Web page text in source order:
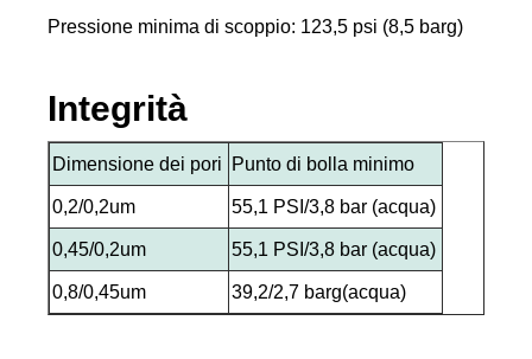
Pressione minima di scoppio: 123,5 psi (8,5 barg)
Integrità
Dimensione dei pori Punto di bolla minimo
0,2/0,2um 55,1 PSI/3,8 bar (acqua)
0,45/0,2um 55,1 PSI/3,8 bar (acqua)
0,8/0,45um 39,2/2,7 barg(acqua)